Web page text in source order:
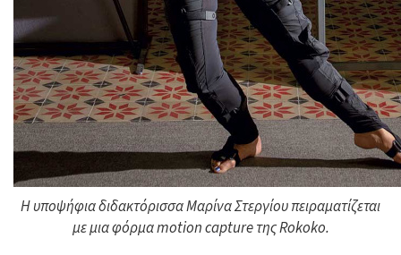
Η υποψήφια διδακτόρισσα Μαρίνα Στεργίου πειραματίζεται
με μια φόρμα motion capture της Rokoko.